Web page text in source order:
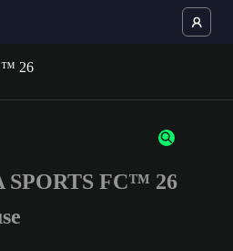
3 caractères ou chiffres.
SPORTS FC™ 26